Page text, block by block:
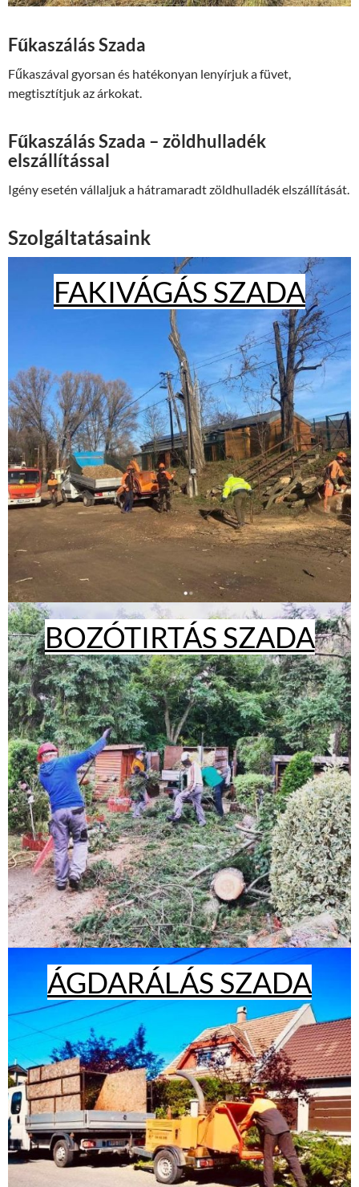
Fűkaszálás Szada
Fűkaszával gyorsan és hatékonyan lenyírjuk a füvet,
megtisztítjuk az árkokat.
Fűkaszálás Szada – zöldhulladék
elszállítással
Igény esetén vállaljuk a hátramaradt zöldhulladék elszállítását.
Szolgáltatásaink
FAKIVÁGÁS SZADA
BOZÓTIRTÁS SZADA
ÁGDARÁLÁS SZADA